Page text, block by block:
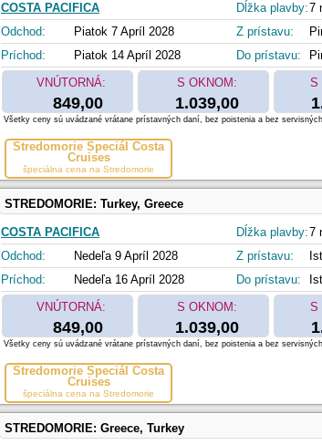
COSTA PACIFICA
Odchod:
Piatok 7 Apríl 2028
Príchod:
Piatok 14 Apríl 2028
Dĺžka plavby:7
Z prístavu:
Do prístavu:
VNÚTORNÁ:
849,00
S OKNOM:
1.039,00
S
Stredomorie Špeciál Costa
Cruises
špeciálna cena na Stredomorie
Všetky ceny sú uvádzané vrátane prístavných daní, bez poistenia a bez
STREDOMORIE: Turkey, Greece
COSTA PACIFICA
Odchod:
Nedeľa 9 Apríl 2028
Príchod:
Nedeľa 16 Apríl 2028
Dĺžka plavby:7
Z prístavu:
Do prístavu:
VNÚTORNÁ:
849,00
S OKNOM:
1.039,00
S
Stredomorie Špeciál Costa
Cruises
špeciálna cena na Stredomorie
Všetky ceny sú uvádzané vrátane prístavných daní, bez poistenia a bez
STREDOMORIE: Greece, Turkey